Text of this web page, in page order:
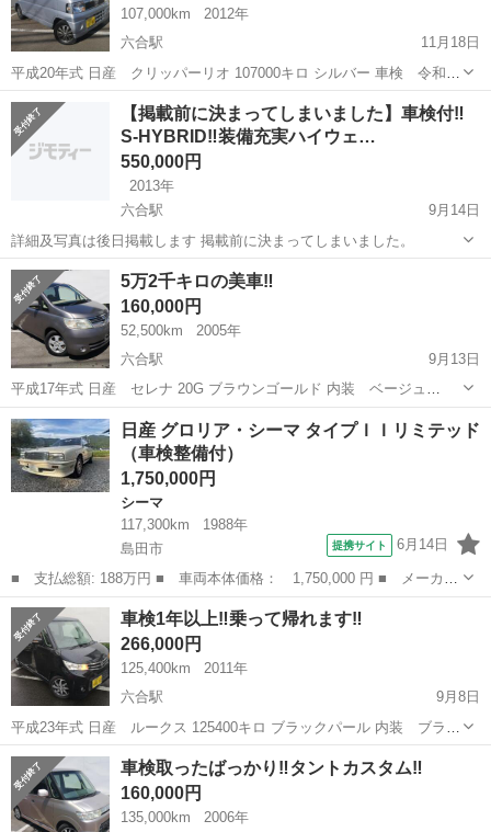
107,000km
2012年
六合駅
11月18日
平成20年式 日産 クリッパーリオ 107000キロ シルバー 車検 令和5
年7月 純正フロアマット 純正ドアバイザー 純正オーディオ 社外アル
ミホイール エアコン パワーステアリング パワーウィンドウ 後席肘掛
け キーレス...
静岡 六合駅 日産 令和5年
【掲載前に決まってしまいました】車検付‼️
S-HYBRID‼️装備充実ハイウェ…
550,000円
2013年
六合駅
9月14日
詳細及写真は後日掲載します 掲載前に決まってしまいました。
静岡 島田市 六合駅 日産
5万2千キロの美車‼️
160,000円
52,500km
2005年
六合駅
9月13日
平成17年式 日産 セレナ 20G ブラウンゴールド 内装 ベージュ
52500キロ 車検なし ※一時抹消中 純正ドアバイザー 純正フロアマッ
ト 純正フォグランプ 純正革巻きステアリング 純正アルミホイール 純
正ナビ バッ...
静岡 島田市 六合駅 日産セレナ
日産 グロリア・シーマ タイプＩＩリミテッド
（車検整備付）
1,750,000円
シーマ
117,300km
1988年
島田市
提携サイト 6月14日
■ 支払総額: 188万円 ■ 車両本体価格： 1,750,000 円 ■ メーカー
名： 日産 ■ 車種名： グロリア・シーマ ■ グレード名： タイ
プＩＩリミテッド ■ 排気量： 3000cc ■ ドア枚数： 4DHT ...
静岡 島田市 シーマ
車検1年以上‼️乗って帰れます‼️
266,000円
125,400km
2011年
六合駅
9月8日
平成23年式 日産 ルークス 125400キロ ブラックパール 内装 ブラッ
ク 車検 令和6年3月 純正フルエアロ 純正フロアマット 純正ドアバイ
ザー 純正アルミホイール 純正フォグランプ 純正オプションフットイ
ルミ 純正S...
静岡 島田市 六合駅 日産 ルークス
車検取ったばっかり‼️タントカスタム‼️
160,000円
135,000km
2006年